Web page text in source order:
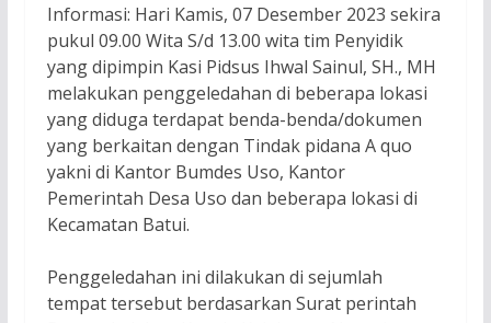
Informasi: Hari Kamis, 07 Desember 2023 sekira
pukul 09.00 Wita S/d 13.00 wita tim Penyidik
yang dipimpin Kasi Pidsus Ihwal Sainul, SH., MH
melakukan penggeledahan di beberapa lokasi
yang diduga terdapat benda-benda/dokumen
yang berkaitan dengan Tindak pidana A quo
yakni di Kantor Bumdes Uso, Kantor
Pemerintah Desa Uso dan beberapa lokasi di
Kecamatan Batui.
Penggeledahan ini dilakukan di sejumlah
tempat tersebut berdasarkan Surat perintah